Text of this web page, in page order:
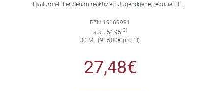
PZN 19169931
statt 54,95 3)
30 ML (916,00€ pro 1l)
27,48€